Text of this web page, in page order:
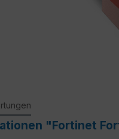
"Fortinet